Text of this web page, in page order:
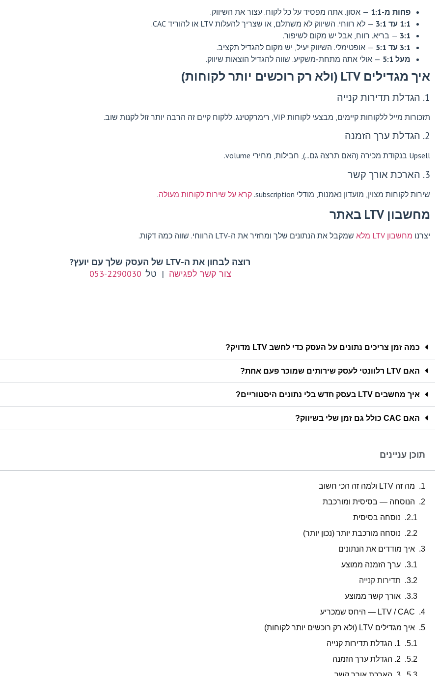
פחות מ-1:1
— אסון. אתה מפסיד על כל לקוח. עצור את השיווק.
1:1 עד 3:1
— לא רווחי. השיווק לא משתלם, או שצריך להעלות LTV או להוריד CAC.
3:1 — בריא. רווח, אבל יש מקום לשיפור.
3:1 עד 5:1
— אופטימלי. השיווק יעיל, יש מקום להגדיל תקציב.
מעל 5:1
— אולי אתה מתחת-משקיע. שווה להגדיל הוצאות שיווק.
איך מגדילים LTV (ולא רק רוכשים יותר לקוחות)
1. הגדלת תדירות קנייה
תזכורות מייל ללקוחות קיימים, מבצעי לקוחות VIP, רימרקטינג. ללקוח קיים זה הרבה יותר זול לקנות שוב.
2. הגדלת ערך הזמנה
Upsell בנקודת מכירה (האם תרצה גם...), חבילות, מחירי volume.
3. הארכת אורך קשר
שירות לקוחות מצוין, מועדון נאמנות, מודלי subscription. קרא על שירות לקוחות מעולה.
מחשבון LTV באתר
יצרנו מחשבון LTV מלא שמקבל את הנתונים שלך ומחזיר את ה-LTV הרווחי. שווה כמה דקות.
רוצה לבחון את ה-LTV של העסק שלך עם יועץ?
צור קשר לפגישה | טל' 053-2290030
כמה זמן צריכים נתונים על העסק כדי לחשב LTV מדויק?
האם LTV רלוונטי לעסק שירותים שמוכר פעם אחת?
איך מחשבים LTV בעסק חדש בלי נתונים היסטוריים?
האם CAC כולל גם זמן שלי בשיווק?
תוכן עניינים
מה זה LTV ולמה זה הכי חשוב
הנוסחה — בסיסית ומורכבת
נוסחה בסיסית
נוסחה מורכבת יותר (נכון יותר)
איך מודדים את הנתונים
ערך הזמנה ממוצע
תדירות קנייה
אורך קשר ממוצע
LTV / CAC — היחס שמכריע
איך מגדילים LTV (ולא רק רוכשים יותר לקוחות)
1. הגדלת תדירות קנייה
2. הגדלת ערך הזמנה